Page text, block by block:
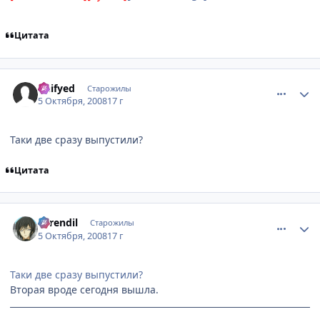
Цитата
Deifyed Старожилы
5 Октября, 200817 г
Таки две сразу выпустили?
Цитата
earendil Старожилы
5 Октября, 200817 г
Таки две сразу выпустили?
Вторая вроде сегодня вышла.